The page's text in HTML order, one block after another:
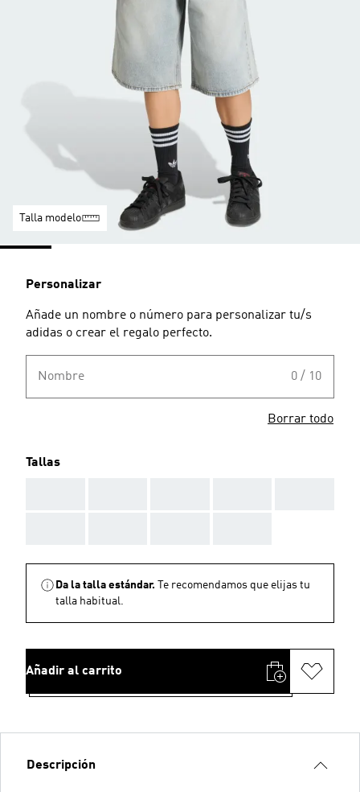
Talla modelo
Personalizar
Añade un nombre o número para personalizar tu/s
adidas o crear el regalo perfecto.
Nombre 0 / 10
Borrar todo
Tallas
Da la talla estándar.
Te recomendamos que elijas tu
talla habitual.
Añadir al carrito
Descripción